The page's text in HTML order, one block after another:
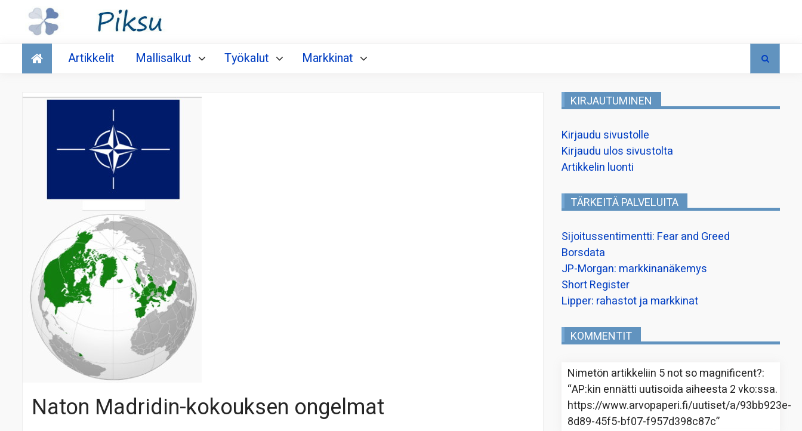
Talous
Artikkelit Mallisalkut Työkalut Markkinat
Naton Madridin-kokouksen ongelmat
KIRJAUTUMINEN
Kirjaudu sivustolle
Kirjaudu ulos sivustolta
Artikkelin luonti
TÄRKEITÄ PALVELUITA
Sijoitussentimentti: Fear and Greed
Borsdata
JP-Morgan: markkinanäkemys
Short Register
Lipper: rahastot ja markkinat
KOMMENTIT
Nimetön artikkeliin 5 not so magnificent?:
“AP:kin ennätti uutisoida aiheesta 2 vko:ssa.
https://www.arvopaperi.fi/uutiset/a/93bb923e-
8d89-45f5-bf07-f957d398c87c”